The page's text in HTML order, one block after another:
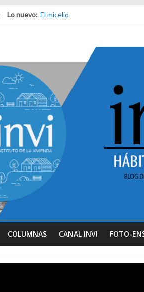
Lo nuevo: El micelio
¿Qué es el habitar? Sesión 1
El derecho a habitar
COLUMNAS CANAL INVI FOTO-